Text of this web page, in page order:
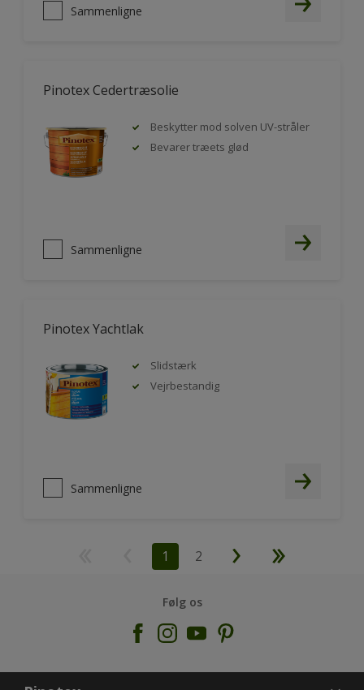
Sammenligne
Pinotex Cedertræsolie
Beskytter mod solven UV-stråler
Bevarer træets glød
Sammenligne
Pinotex Yachtlak
Slidstærk
Vejrbestandig
Sammenligne
1 2
Følg os